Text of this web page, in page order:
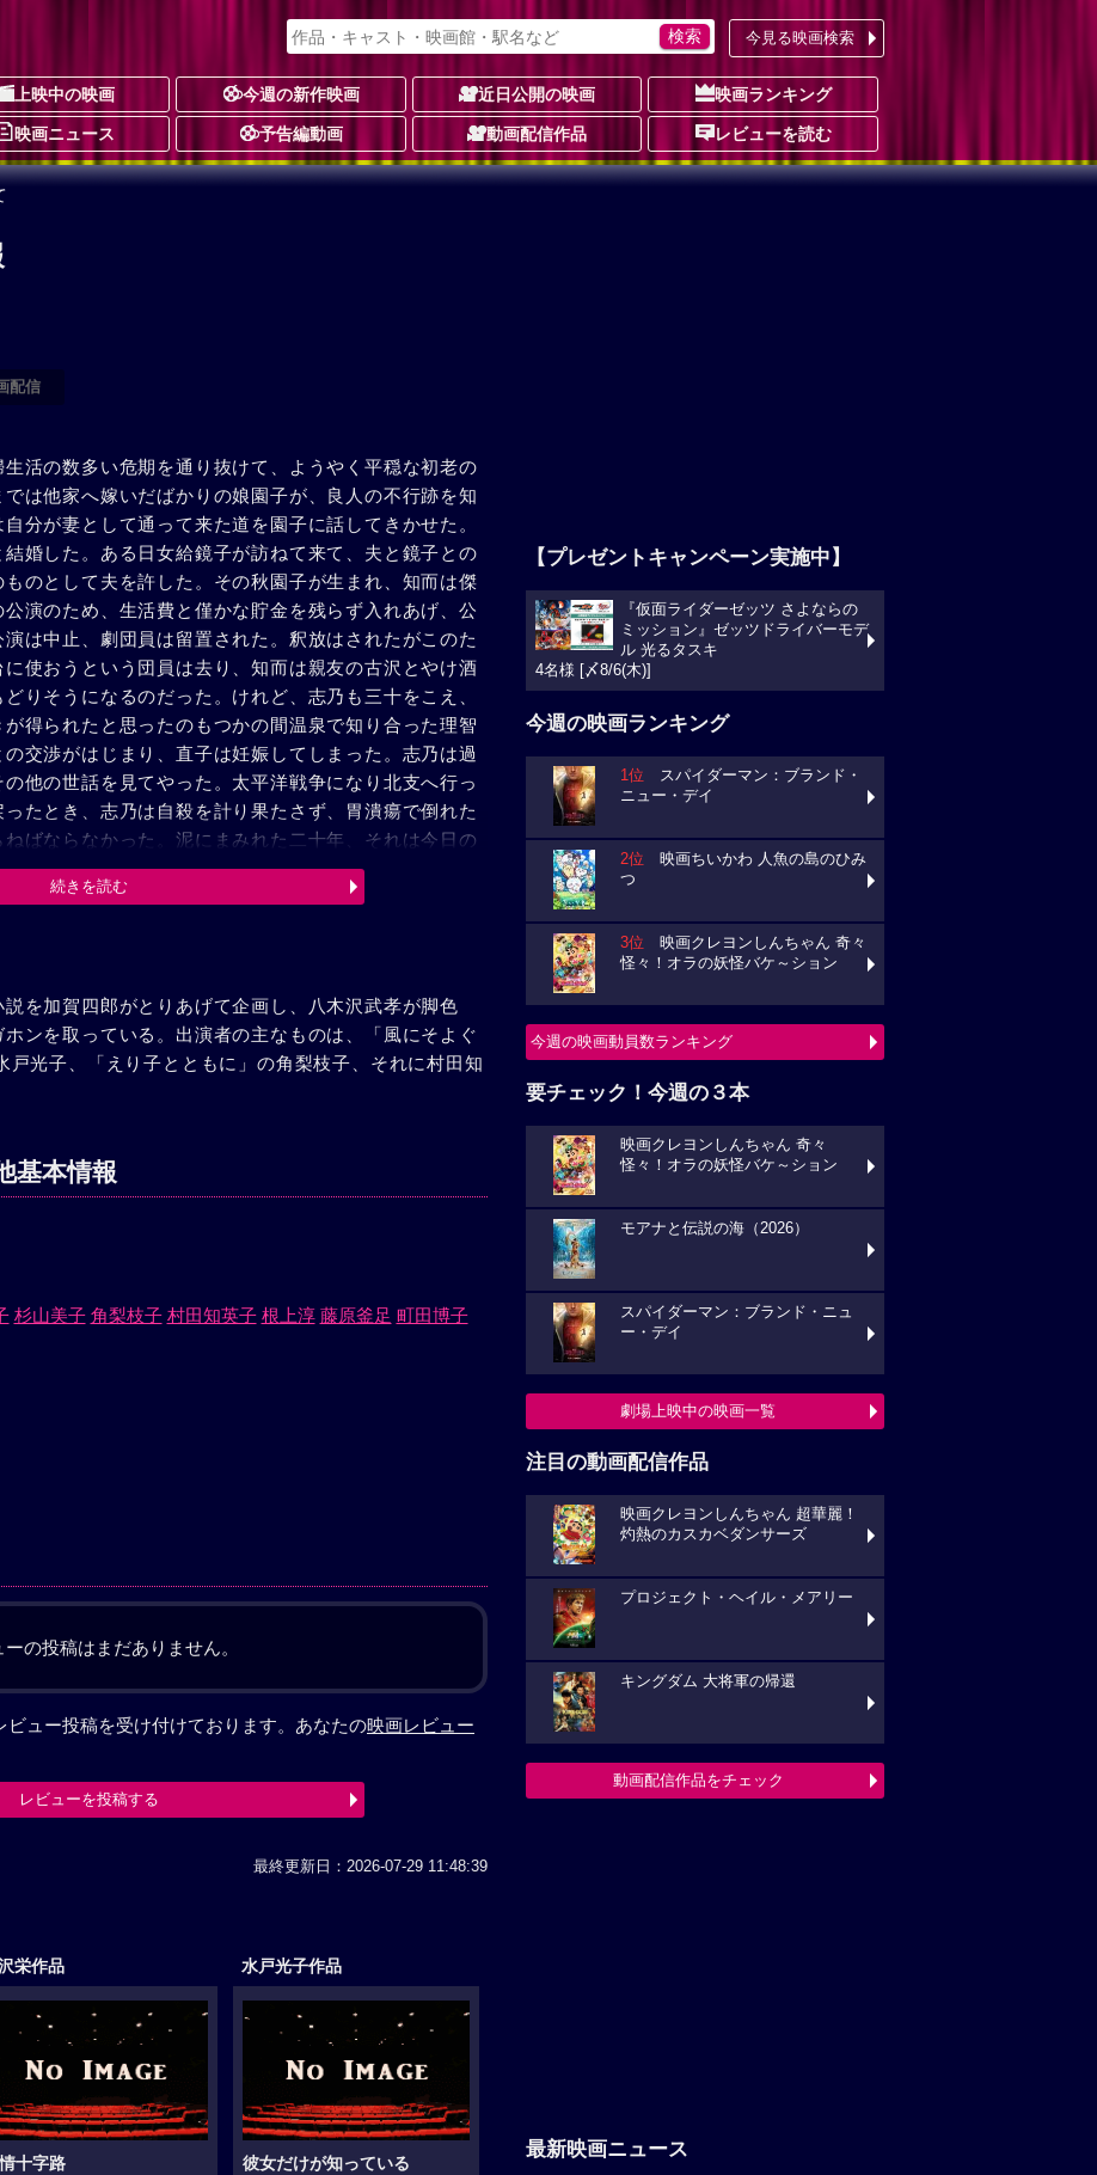
今見る映画検索
上映中の映画 今週の新作映画 近日公開の映画 映画ランキング
映画ニュース 予告編動画 動画配信作品 レビューを読む
配信
活の数多い危期を通り抜けて、ようやく平穏な初老の
は他家へ嫁いだばかりの娘園子が、良人の不行跡を知
分が妻として通って来た道を園子に話してきかせた。
婚した。ある日女給鏡子が訪ねて来て、夫と鏡子との
のとして夫を許した。その秋園子が生まれ、知而は傑
演のため、生活費と僅かな貯金を残らず入れあげ、公
は中止、劇団員は留置された。釈放はされたがこのた
使おうという団員は去り、知而は親友の古沢とやけ酒
りそうになるのだった。けれど、志乃も三十をこえ、
得られたと思ったのもつかの間温泉で知り合った理智
交渉がはじまり、直子は妊娠してしまった。志乃は過
他の世話を見てやった。太平洋戦争になり北支へ行っ
たとき、志乃は自殺を計り果たさず、胃潰瘍で倒れた
ばならなかった。泥にまみれた二十年、それは今日の
母の言葉に、夫への憎しみが愛するが故であったこと
家へ帰って行った。
続きを読む
を加賀四郎がとりあげて企画し、八木沢武孝が脚色
ンを取っている。出演者の主なものは、「風にそよぐ
光子、「えり子とともに」の角梨枝子、それに村田知
基本情報
杉山美子 角梨枝子 村田知英子 根上淳 藤原釜足 町田博子
ーの投稿はまだありません。
ビュー投稿を受け付けております。あなたの映画レビュー
レビューを投稿する
最終更新日：2026-07-29 11:48:39
栄作品
十字路
水戸光子作品
彼女だけが知っている
【プレゼントキャンペーン実施中】
『仮面ライダーゼッツ さよならの
ミッション』ゼッツドライバーモデ
ル 光るタスキ
4名様 [〆8/6(木)]
今週の映画ランキング
1位 スパイダーマン：ブランド・
ニュー・デイ
2位 映画ちいかわ 人魚の島のひみ
つ
3位 映画クレヨンしんちゃん 奇々
怪々！オラの妖怪バケ～ション
今週の映画動員数ランキング
要チェック！今週の３本
映画クレヨンしんちゃん 奇々
怪々！オラの妖怪バケ～ション
モアナと伝説の海（2026）
スパイダーマン：ブランド・ニュ
ー・デイ
劇場上映中の映画一覧
注目の動画配信作品
映画クレヨンしんちゃん 超華麗！
灼熱のカスカベダンサーズ
プロジェクト・ヘイル・メアリー
キングダム 大将軍の帰還
動画配信作品をチェック
最新映画ニュース